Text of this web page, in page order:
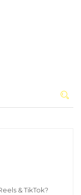
& TikTok?